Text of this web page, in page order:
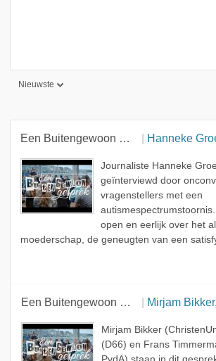
Nieuwste
A - Z
Een Buitengewoon Gesprek Hanneke
Journaliste Hanneke
geïnterviewd door
vragenstellers met een
open en eerlijk over het
moederschap, de geneugten van een
Een Buitengewoon Gesprek Mirjam Bikker, Rob Jetten en
Mirjam Bikker
(D66) en Frans